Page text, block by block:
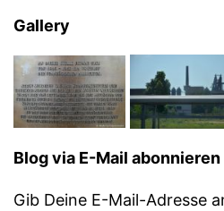
Gallery
Blog via E-Mail abonnieren
Gib Deine E-Mail-Adresse